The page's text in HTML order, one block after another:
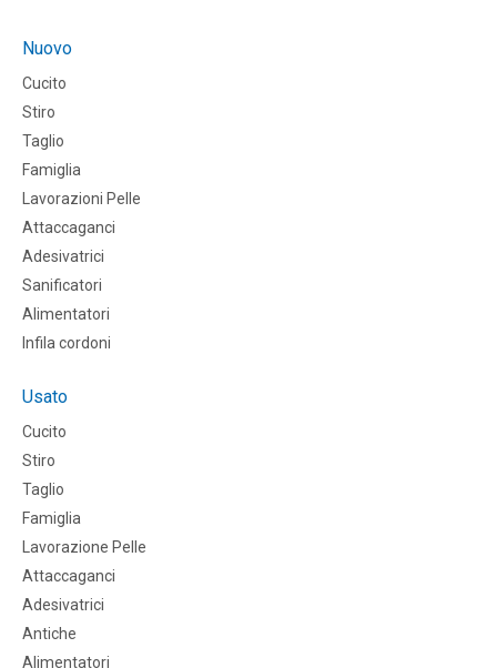
Nuovo
Cucito
Stiro
Taglio
Famiglia
Lavorazioni Pelle
Attaccaganci
Adesivatrici
Sanificatori
Alimentatori
Infila cordoni
Usato
Cucito
Stiro
Taglio
Famiglia
Lavorazione Pelle
Attaccaganci
Adesivatrici
Antiche
Alimentatori